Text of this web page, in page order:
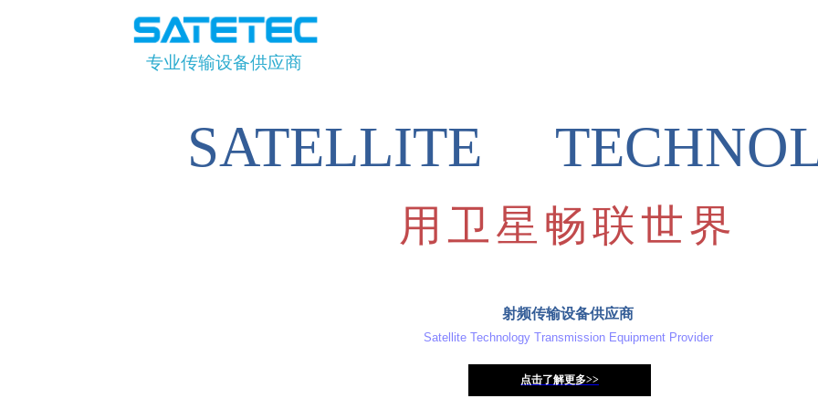
专业传输设备供应商
Satellite Technology Transmission Equipment Provider
射频传输设备供应商
点击了解更多>>
用卫星畅联世界
SATELLITE